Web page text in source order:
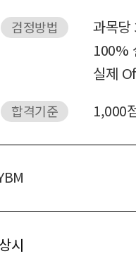
검정방법
과목당
100%
실제
합격기준 1,000
상시